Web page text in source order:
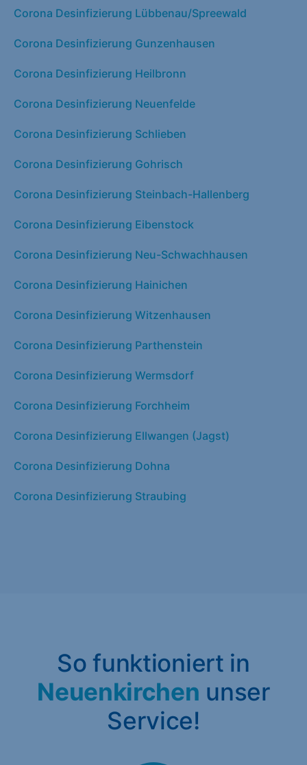
Corona Desinfizierung Lübbenau/Spreewald
Corona Desinfizierung Gunzenhausen
Corona Desinfizierung Heilbronn
Corona Desinfizierung Neuenfelde
Corona Desinfizierung Schlieben
Corona Desinfizierung Gohrisch
Corona Desinfizierung Steinbach-Hallenberg
Corona Desinfizierung Eibenstock
Corona Desinfizierung Neu-Schwachhausen
Corona Desinfizierung Hainichen
Corona Desinfizierung Witzenhausen
Corona Desinfizierung Parthenstein
Corona Desinfizierung Wermsdorf
Corona Desinfizierung Forchheim
Corona Desinfizierung Ellwangen (Jagst)
Corona Desinfizierung Dohna
Corona Desinfizierung Straubing
So funktioniert in
Neuenkirchen unser
Service!